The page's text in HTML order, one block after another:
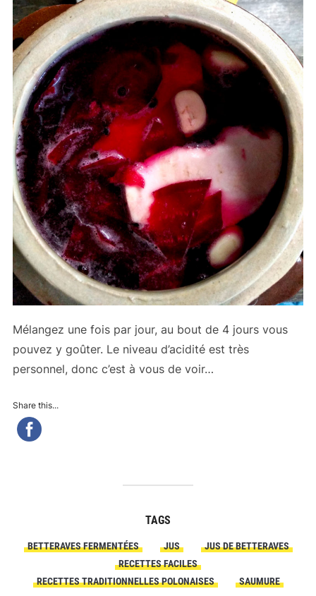
Mélangez une fois par jour, au bout de 4 jours vous
pouvez y goûter. Le niveau d’acidité est très
personnel, donc c’est à vous de voir…
Share this...
TAGS
BETTERAVES FERMENTÉES JUS
JUS DE BETTERAVES
RECETTES FACILES
RECETTES TRADITIONNELLES POLONAISES
SAUMURE